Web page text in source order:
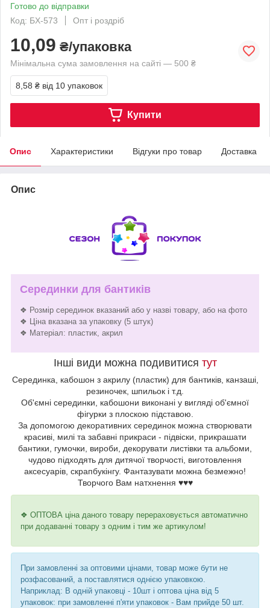
Готово до відправки
Код: БХ-573
Опт і роздріб
10,09 ₴/упаковка
Мінімальна сума замовлення на сайті — 500 ₴
8,58 ₴ від 10 упаковок
Купити
Опис Характеристики Відгуки про товар Доставка
Опис
Серединки для бантиків
❖ Розмір серединок вказаний або у назві товару, або на фото
❖ Ціна вказана за упаковку (5 штук)
❖ Матеріал: пластик, акрил
Інші види можна подивитися тут
Серединка, кабошон з акрилу (пластик) для бантиків, канзаші,
резиночек, шпильок і т.д.
Об'ємні серединки, кабошони виконані у вигляді об'ємної
фігурки з плоскою підставою.
За допомогою декоративних серединок можна створювати
красиві, милі та забавні прикраси - підвіски, прикрашати
бантики, гумочки, вироби, декорувати листівки та альбоми,
чудово підходять для дитячої творчості, виготовлення
аксесуарів, скрапбукінгу. Фантазувати можна безмежно!
Творчого Вам натхнення ♥♥♥
❖ ОПТОВА ціна даного товару перераховується автоматично
при додаванні товару з одним і тим же артикулом!
При замовленні за оптовими цінами, товар може бути не
розфасований, а поставлятися однією упаковкою.
Наприклад: В одній упаковці - 10шт і оптова ціна від 5
упаковок: при замовленні п'яти упаковок - Вам прийде 50 шт.